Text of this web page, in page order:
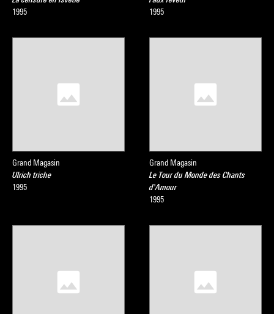
1995
1995
Grand Magasin
Ulrich triche
1995
Grand Magasin
Le Tour du Monde des Chants
d'Amour
1995